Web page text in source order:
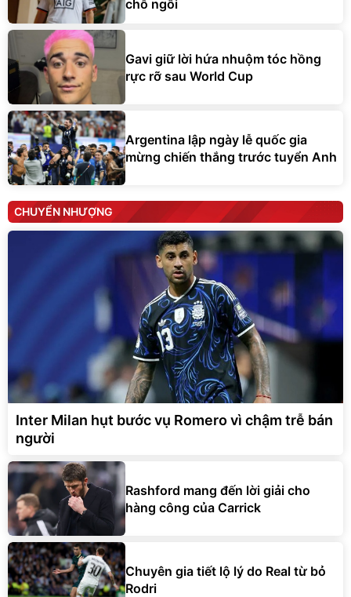
chỗ ngồi
Gavi giữ lời hứa nhuộm tóc hồng
rực rỡ sau World Cup
Argentina lập ngày lễ quốc gia
mừng chiến thắng trước tuyển Anh
CHUYỂN NHƯỢNG
Inter Milan hụt bước vụ Romero vì chậm trễ bán
người
Rashford mang đến lời giải cho
hàng công của Carrick
Chuyên gia tiết lộ lý do Real từ bỏ
Rodri